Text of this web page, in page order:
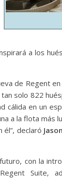
a los
de Regent
solo 822
en un
a la flota más
él”, declaró
con la
Suite,